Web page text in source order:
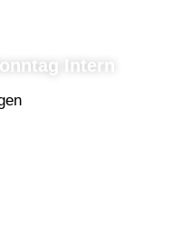
Intern